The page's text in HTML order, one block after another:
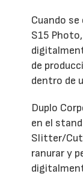
Cuando
S15
de
dentro de
Duplo
en el
Slitter/
ranurar y